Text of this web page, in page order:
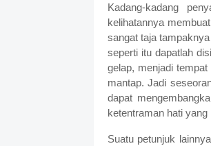
Kadang-kadang
kelihatannya
sangat taja
seperti itu dapatlah
gelap, menjadi
mantap. Jadi
dapat
ketentraman hati
Suatu petunjuk